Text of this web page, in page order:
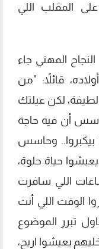
المقلب اللي
المهني جاء
قائلاً: "من
لطيفة، لكن عيلتك
أن فيه حاجة
بيكبروا.. وحاسس
حياة حلوة،
اللي سافرت
الوقت اللي أنت
تبرر الموضوع
يعيشوا اريح،